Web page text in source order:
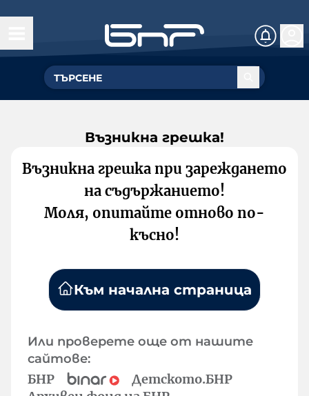
Възникна грешка!
Възникна грешка при зареждането
на съдържанието!
Моля, опитайте отново по-
късно!
Към начална страница
Или проверете още от нашите
сайтове:
БНР
Детското.БНР